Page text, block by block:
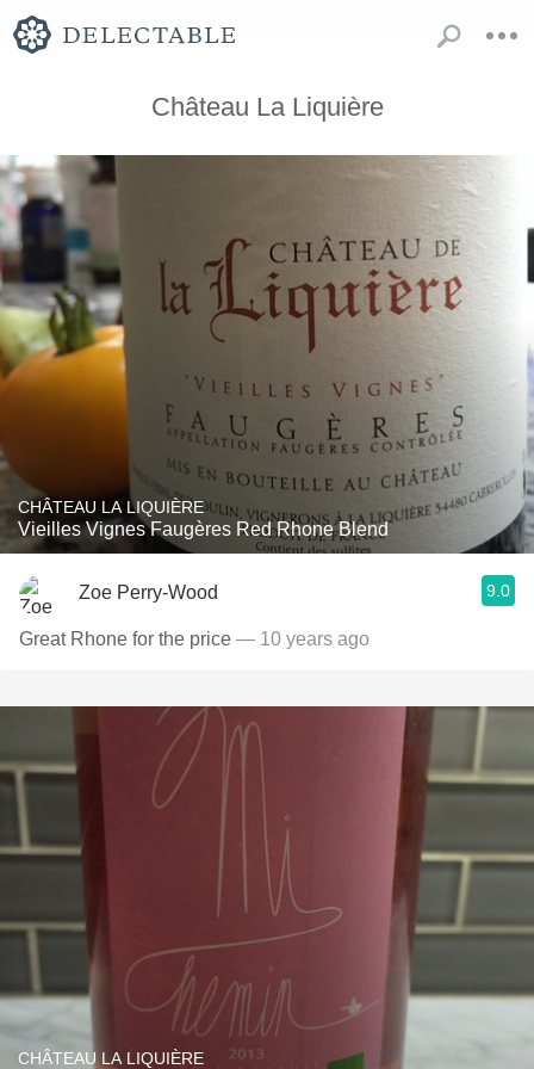
Château La Liquière
CHÂTEAU LA LIQUIÈRE
Vieilles Vignes Faugères Red Rhone Blend
Zoe Perry-Wood 9.0
Great Rhone for the price — 10 years ago
CHÂTEAU LA LIQUIÈRE